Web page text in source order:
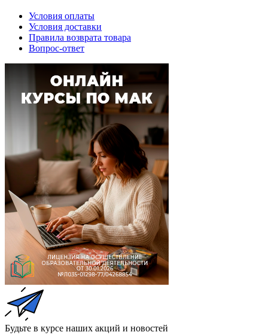
Условия оплаты
Условия доставки
Правила возврата товара
Вопрос-ответ
Будьте в курсе наших акций и новостей